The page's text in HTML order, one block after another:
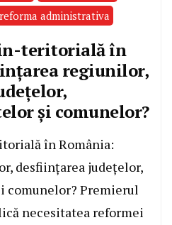
reforma administrativa
teritorială în
regiunilor,
și comunelor?
în România:
desființarea județelor,
comunelor? Premierul
necesitatea reformei